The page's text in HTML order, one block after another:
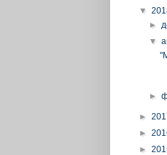
▼
►
▼
►
►
►
►